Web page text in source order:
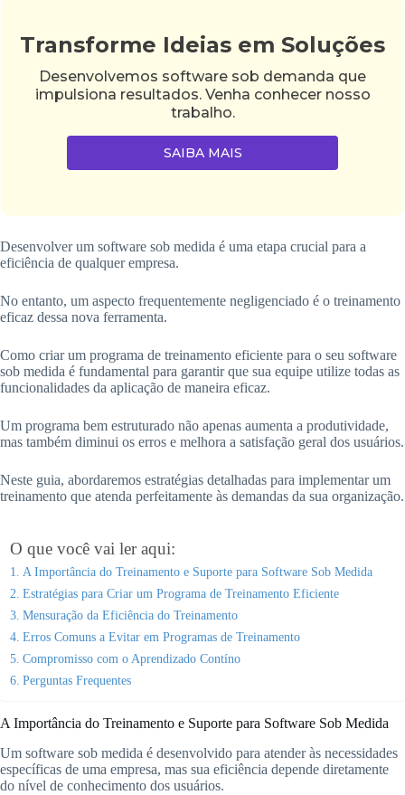
Transforme Ideias em Soluções
Desenvolvemos software sob demanda que
impulsiona resultados. Venha conhecer nosso
trabalho.
SAIBA MAIS
Desenvolver um software sob medida é uma etapa crucial para a
eficiência de qualquer empresa.
No entanto, um aspecto frequentemente negligenciado é o treinamento
eficaz dessa nova ferramenta.
Como criar um programa de treinamento eficiente para o seu software
sob medida é fundamental para garantir que sua equipe utilize todas as
funcionalidades da aplicação de maneira eficaz.
Um programa bem estruturado não apenas aumenta a produtividade,
mas também diminui os erros e melhora a satisfação geral dos usuários.
Neste guia, abordaremos estratégias detalhadas para implementar um
treinamento que atenda perfeitamente às demandas da sua organização.
O que você vai ler aqui:
A Importância do Treinamento e Suporte para Software Sob Medida
Estratégias para Criar um Programa de Treinamento Eficiente
Mensuração da Eficiência do Treinamento
Erros Comuns a Evitar em Programas de Treinamento
Compromisso com o Aprendizado Contíno
Perguntas Frequentes
A Importância do Treinamento e Suporte para Software Sob Medida
Um software sob medida é desenvolvido para atender às necessidades
específicas de uma empresa, mas sua eficiência depende diretamente
do nível de conhecimento dos usuários.